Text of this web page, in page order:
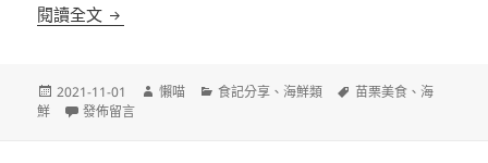
閱讀全文 [苗栗南庄]養蟹人家 秋季限定大閘蟹 景觀餐廳 落羽
發
佈
2021-11-01
作
懶喵
分
食記分享 、海鮮類
標
苗栗美食 、海
鮮
在〈[苗栗南庄]養蟹人家 秋季限定大閘蟹 景觀餐廳 落羽松水景〉
發佈留言